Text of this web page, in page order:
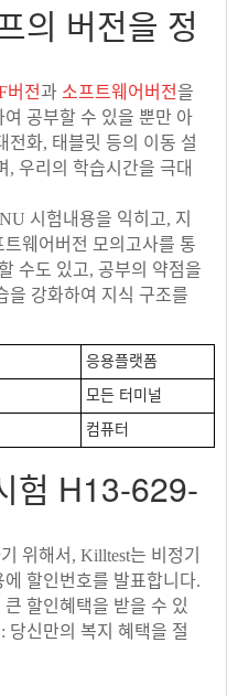
의 버전을 정
버전과 소프트웨어버전을
공부할 수 있을 뿐만 아
전화, 태블릿 등의 이동 설
, 우리의 학습시간을 극대
시험내용을 익히고, 지
웨어버전 모의고사를 통
수도 있고, 공부의 약점을
을 강화하여 지식 구조를
응용플랫폼
모든 터미널
컴퓨터
험 H13-629-
위해서, Killtest는 비정기
할인번호를 발표합니다.
할인혜택을 받을 수 있
: 당신만의 복지 혜택을 절